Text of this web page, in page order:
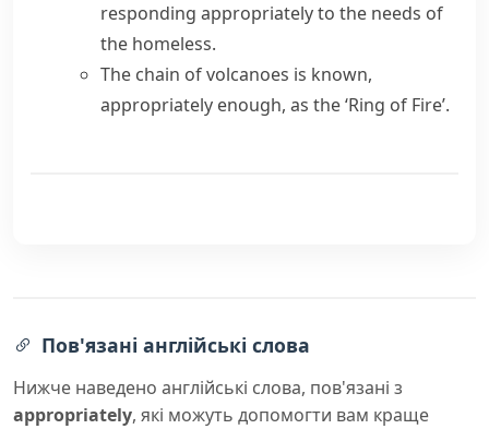
responding appropriately to the needs of
the homeless.
The chain of volcanoes is known,
appropriately enough, as the ‘Ring of Fire’.
Пов'язані англійські слова
Нижче наведено англійські слова, пов'язані з
appropriately, які можуть допомогти вам краще